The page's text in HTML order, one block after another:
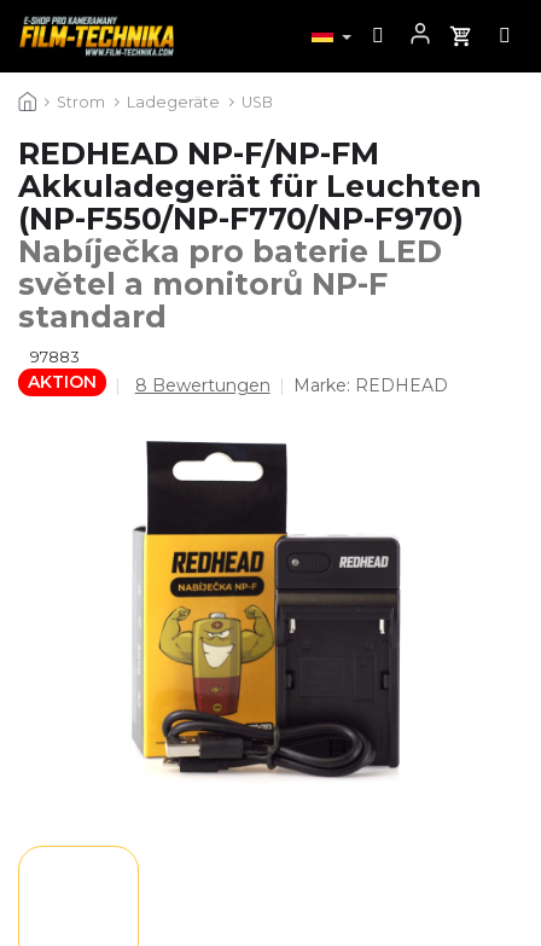
Inhalt Strom Ladegeräte USB
REDHEAD NP-F/NP-FM
Akkuladegerät für Leuchten
(NP-F550/NP-F770/NP-F970)
Nabíječka pro baterie LED
světel a monitorů NP-F
standard
97883
AKTION
Die
ist
4,6
von
5
Sternen.
8 Bewertungen Marke: REDHEAD